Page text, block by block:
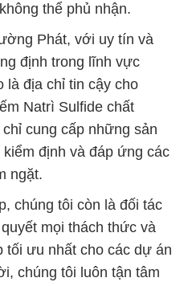
thể phủ nhận.
Phát, với uy tín và
định trong lĩnh vực
là địa chỉ tin cậy cho
Natrì Sulfide chất
cung cấp những sản
định và đáp ứng các
ngặt.
chúng tôi còn là đối tác
mọi thách thức và
tối ưu nhất cho các dự án
chúng tôi luôn tận tâm